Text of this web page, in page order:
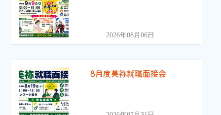
2026年08月06日
8月度美祢就職面接会